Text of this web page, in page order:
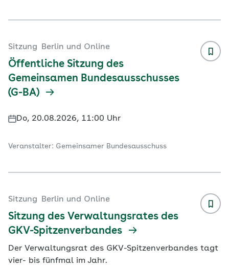
Sitzung Berlin und Online
Öffentliche Sitzung des
Gemeinsamen Bundesausschusses
(G-BA)
Do, 20.08.2026, 11:00 Uhr
Veranstalter: Gemeinsamer Bundesausschuss
Sitzung Berlin und Online
Sitzung des Verwaltungsrates des
GKV-Spitzenverbandes
Der Verwaltungsrat des GKV-Spitzenverbandes tagt
vier- bis fünfmal im Jahr.